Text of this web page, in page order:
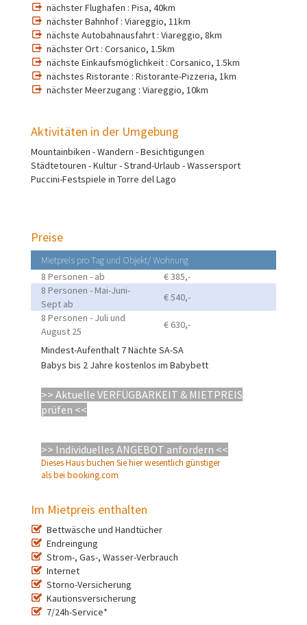
nächster Flughafen : Pisa, 40km
nächster Bahnhof : Viareggio, 11km
nächste Autobahnausfahrt : Viareggio, 8km
nächster Ort : Corsanico, 1.5km
nächste Einkaufsmöglichkeit : Corsanico, 1.5km
nächstes Ristorante : Ristorante-Pizzeria, 1km
nächster Meerzugang : Viareggio, 10km
Aktivitäten in der Umgebung
Mountainbiken - Wandern - Besichtigungen
Städtetouren - Kultur - Strand-Urlaub - Wassersport
Puccini-Festspiele in Torre del Lago
Preise
Mietpreis pro Tag und Objekt/ Wohnung
8 Personen - ab
€ 385,-
8 Personen - Mai-Juni-
Sept ab
€ 540,-
8 Personen - Juli und
August 25
€ 630,-
Mindest-Aufenthalt 7 Nächte SA-SA
Babys bis 2 Jahre kostenlos im Babybett
>> Aktuelle VERFÜGBARKEIT & MIETPREIS
prüfen <<
>> Individuelles ANGEBOT anfordern <<
Dieses Haus buchen Sie hier wesentlich günstiger
als bei booking.com
Im Mietpreis enthalten
Bettwäsche und Handtücher
Endreingung
Strom-, Gas-, Wasser-Verbrauch
Internet
Storno-Versicherung
Kautionsversicherung
7/24h-Service*